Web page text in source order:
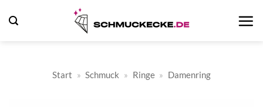
Inhalt
Start » Schmuck » Ringe » Damenring